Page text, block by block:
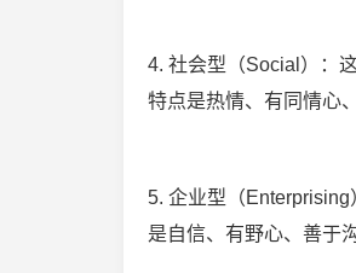
4. 社会型（Social）：
特点是热情、有同情心
5. 企业型（
是自信、有野心、善于